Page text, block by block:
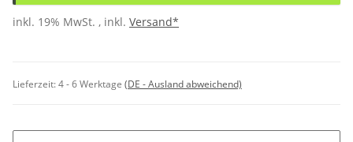
inkl. 19% MwSt. , inkl. Versand*
Lieferzeit:4 - 6 Werktage (DE - Ausland abweichend)